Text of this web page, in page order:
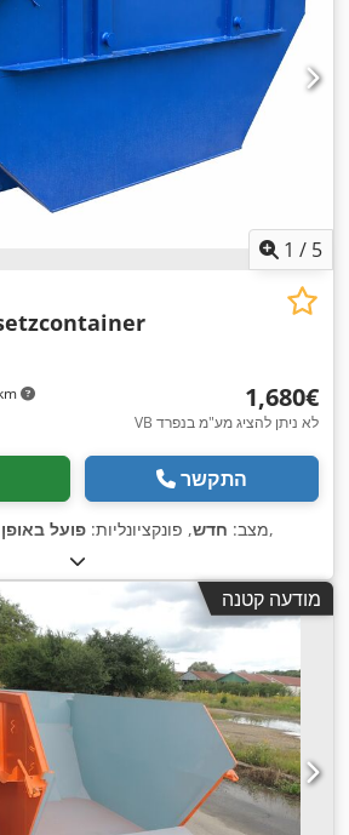
1 / 5
‏1,680 ‏€
VB לא ניתן להציג מע"מ בנפרד
התקשר
מצב: חדש, פונקציונליות: פועל ,
מודעה קטנה